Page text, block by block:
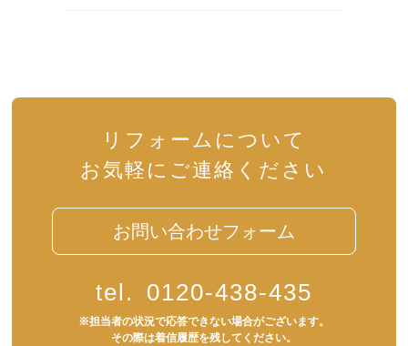
リフォームについて
お気軽にご連絡ください
お問い合わせフォーム
tel. 0120-438-435
※担当者の状況で応答できない場合がございます。
その際は着信履歴を残してください。